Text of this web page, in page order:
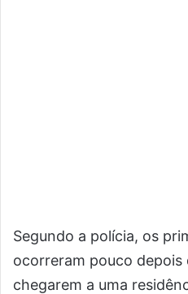
Segundo a polícia, os
ocorreram pouco depois
chegarem a uma